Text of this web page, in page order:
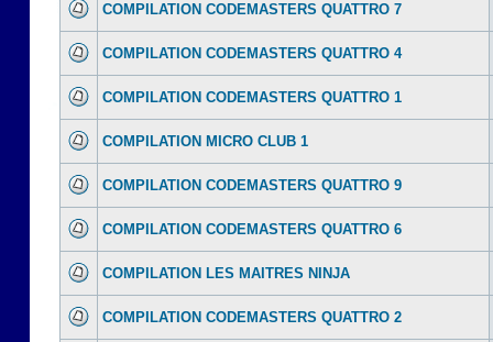
COMPILATION CODEMASTERS QUATTRO 7
COMPILATION CODEMASTERS QUATTRO 4
COMPILATION CODEMASTERS QUATTRO 1
COMPILATION MICRO CLUB 1
COMPILATION CODEMASTERS QUATTRO 9
COMPILATION CODEMASTERS QUATTRO 6
COMPILATION LES MAITRES NINJA
COMPILATION CODEMASTERS QUATTRO 2